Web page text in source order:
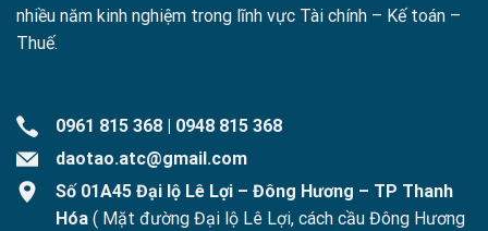
nhiều năm kinh nghiệm trong lĩnh vực Tài chính – Kế toán –
Thuế.
0961 815 368 | 0948 815 368
daotao.atc@gmail.com
Số 01A45 Đại lộ Lê Lợi – Đông Hương – TP Thanh
Hóa ( Mặt đường Đại lộ Lê Lợi, cách cầu Đông Hương